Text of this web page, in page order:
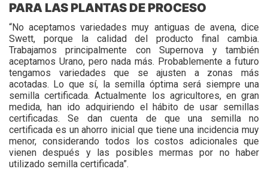
PARA LAS PLANTAS DE PROCESO
“No aceptamos variedades muy antiguas de avena, dice
Swett, porque la calidad del producto final cambia.
Trabajamos principalmente con Supernova y también
aceptamos Urano, pero nada más. Probablemente a futuro
tengamos variedades que se ajusten a zonas más
acotadas. Lo que sí, la semilla óptima será siempre una
semilla certificada. Actualmente los agricultores, en gran
medida, han ido adquiriendo el hábito de usar semillas
certificadas. Se dan cuenta de que una semilla no
certificada es un ahorro inicial que tiene una incidencia muy
menor, considerando todos los costos adicionales que
vienen después y las posibles mermas por no haber
utilizado semilla certificada”.